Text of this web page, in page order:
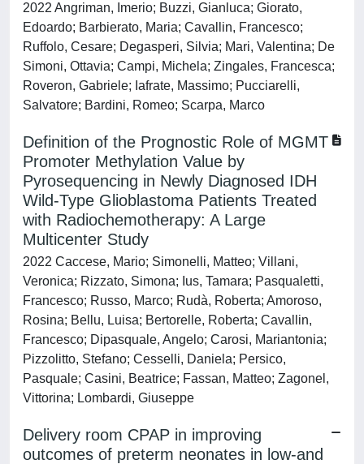
2022 Angriman, Imerio; Buzzi, Gianluca; Giorato,
Edoardo; Barbierato, Maria; Cavallin, Francesco;
Ruffolo, Cesare; Degasperi, Silvia; Mari, Valentina; De
Simoni, Ottavia; Campi, Michela; Zingales, Francesca;
Roveron, Gabriele; Iafrate, Massimo; Pucciarelli,
Salvatore; Bardini, Romeo; Scarpa, Marco
Definition of the Prognostic Role of MGMT
Promoter Methylation Value by
Pyrosequencing in Newly Diagnosed IDH
Wild-Type Glioblastoma Patients Treated
with Radiochemotherapy: A Large
Multicenter Study
2022 Caccese, Mario; Simonelli, Matteo; Villani,
Veronica; Rizzato, Simona; Ius, Tamara; Pasqualetti,
Francesco; Russo, Marco; Rudà, Roberta; Amoroso,
Rosina; Bellu, Luisa; Bertorelle, Roberta; Cavallin,
Francesco; Dipasquale, Angelo; Carosi, Mariantonia;
Pizzolitto, Stefano; Cesselli, Daniela; Persico,
Pasquale; Casini, Beatrice; Fassan, Matteo; Zagonel,
Vittorina; Lombardi, Giuseppe
Delivery room CPAP in improving
outcomes of preterm neonates in low-and